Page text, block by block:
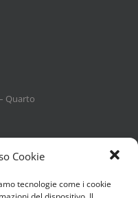
Cookie
tecnologie come i cookie
Quarto